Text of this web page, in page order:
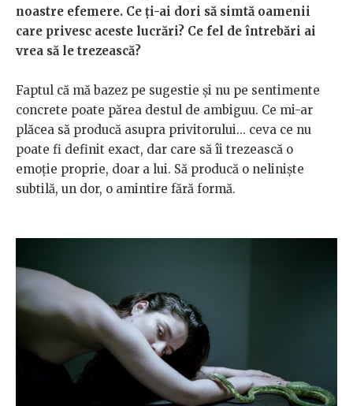
noastre efemere. Ce ți-ai dori să simtă oamenii
care privesc aceste lucrări? Ce fel de întrebări ai
vrea să le trezească?
Faptul că mă bazez pe sugestie și nu pe sentimente
concrete poate părea destul de ambiguu. Ce mi-ar
plăcea să producă asupra privitorului... ceva ce nu
poate fi definit exact, dar care să îi trezească o
emoție proprie, doar a lui. Să producă o neliniște
subtilă, un dor, o amintire fără formă.